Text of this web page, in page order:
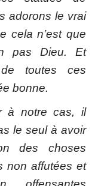
adorons le vrai
cela n’est que
pas Dieu. Et
de toutes ces
bonne.
à notre cas, il
le seul à avoir
des choses
non affutées et